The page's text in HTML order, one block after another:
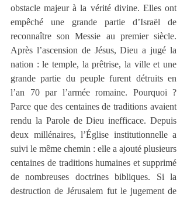
obstacle majeur à la vérité divine. Elles ont
empêché une grande partie d’Israël de
reconnaître son Messie au premier siècle.
Après l’ascension de Jésus, Dieu a jugé la
nation : le temple, la prêtrise, la ville et une
grande partie du peuple furent détruits en
l’an 70 par l’armée romaine. Pourquoi ?
Parce que des centaines de traditions avaient
rendu la Parole de Dieu inefficace. Depuis
deux millénaires, l’Église institutionnelle a
suivi le même chemin : elle a ajouté plusieurs
centaines de traditions humaines et supprimé
de nombreuses doctrines bibliques. Si la
destruction de Jérusalem fut le jugement de